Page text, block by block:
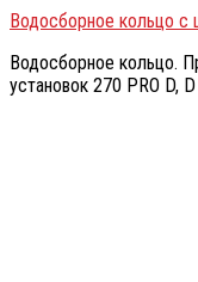
Водосборное кольцо
Водосборное кольцо.
установок 270 PRO D,